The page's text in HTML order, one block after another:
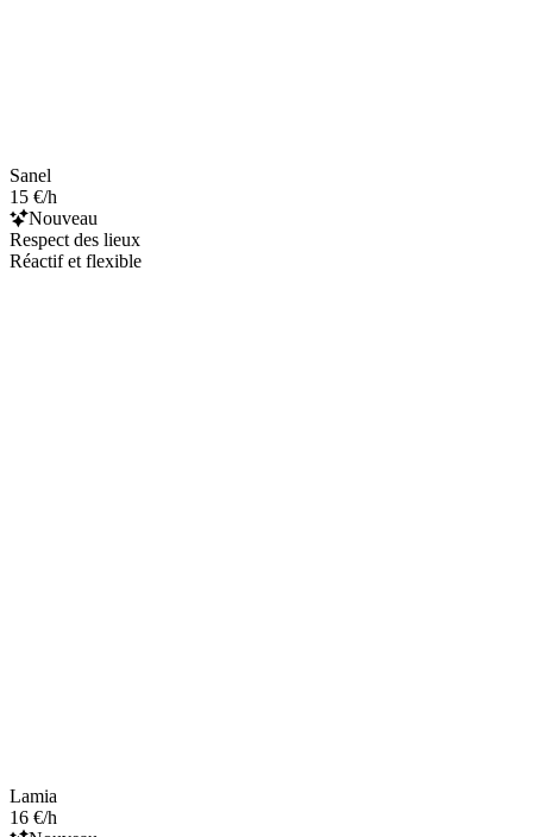
Sanel
15 €/h
Nouveau
Respect des lieux
Réactif et flexible
Lamia
16 €/h